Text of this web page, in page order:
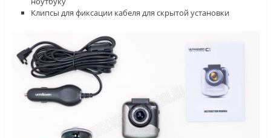
Клипсы для фиксации кабеля для скрытой установки